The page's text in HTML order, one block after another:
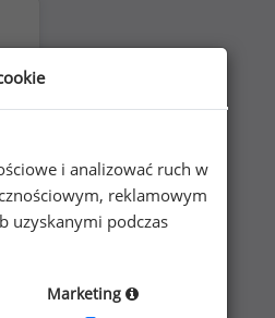
i analizować ruch w
reklamowym
uzyskanymi podczas
Marketing